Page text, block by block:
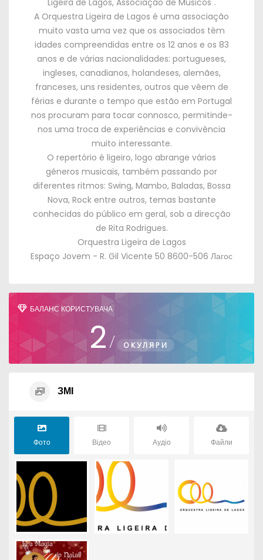
Ligeira de Lagos, Associação de Músicos".
A Orquestra Ligeira de Lagos é uma associação
muito vasta uma vez que os associados têm
idades compreendidas entre os 12 anos e os 83
anos e de várias nacionalidades: portugueses,
ingleses, canadianos, holandeses, alemães,
franceses, uns residentes, outros que vêem de
férias e durante o tempo que estão em Portugal
nos procuram para tocar connosco, permitinde-
nos uma troca de experiências e convivência
muito interessante.
O repertório é ligeiro, logo abrange vários
géneros musicais, também passando por
diferentes ritmos: Swing, Mambo, Baladas, Bossa
Nova, Rock entre outros, temas bastante
conhecidas do público em geral, sob a direcção
de Rita Rodrigues.
Orquestra Ligeira de Lagos
Espaço Jovem - R. Gil Vicente 50 8600-506 Лагос
БАЛАНС КОРИСТУВАЧА
2/ ОКУЛЯРИ
ЗМІ
Фото Відео Аудіо Файли